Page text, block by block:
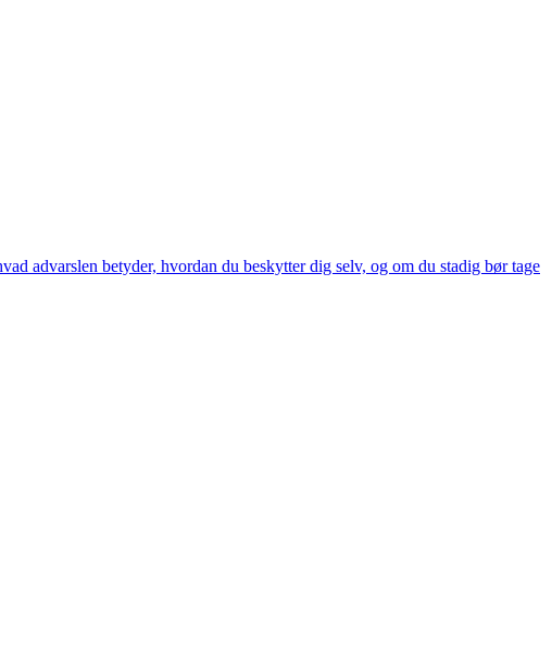
advarslen betyder, hvordan du beskytter dig selv, og om du stadig bør tage